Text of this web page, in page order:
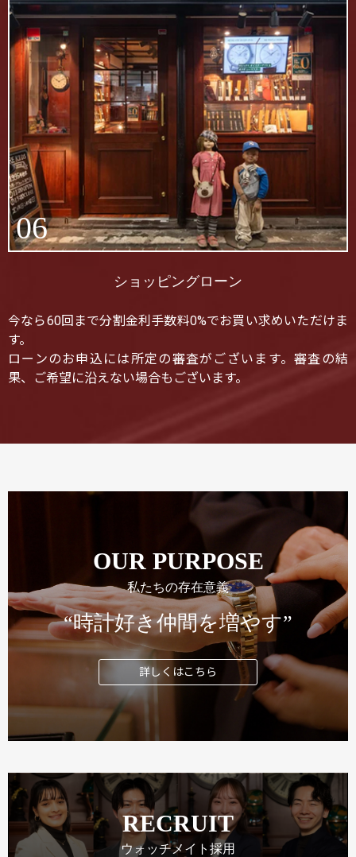
06
ショッピングローン
今なら60回まで分割金利手数料0%でお買い求めいただけま
す。
ローンのお申込には所定の審査がございます。審査の結
果、ご希望に沿えない場合もございます。
OUR PURPOSE
私たちの存在意義
“時計好き仲間を増やす”
詳しくはこちら
RECRUIT
ウォッチメイト採用